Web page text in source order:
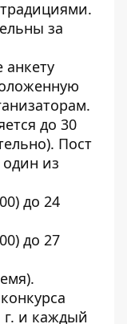
за
до 30
Пост
из
до 24
до 27
г. и каждый